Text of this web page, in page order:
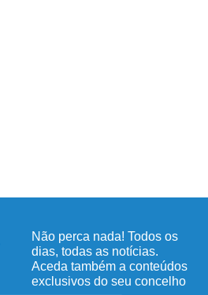
Não perca nada! Todos os
dias, todas as notícias.
Aceda também a conteúdos
exclusivos do seu concelho